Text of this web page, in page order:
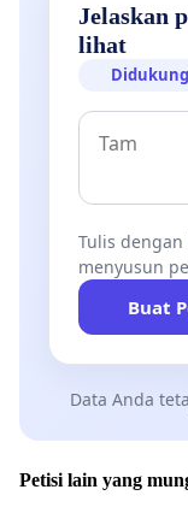
Jelaskan
lihat
Tulis dengan
menyusun
Buat
Data Anda
Petisi lain yang